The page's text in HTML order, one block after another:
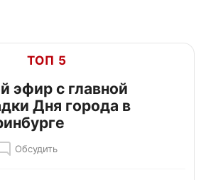
ТОП 5
эфир с главной
Дня города в
Обсудить